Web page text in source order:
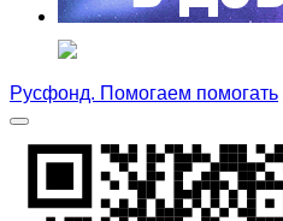
Русфонд. Помогаем помогать